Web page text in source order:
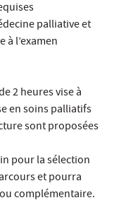
palliative et
l’examen
2 heures vise à
en soins palliatifs
sont proposées
pour la sélection
et pourra
complémentaire.